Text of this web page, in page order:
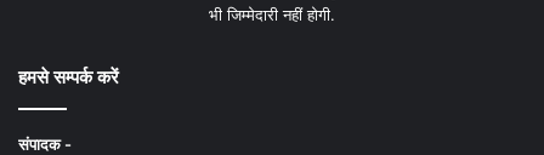
भी जिम्मेदारी नहीं होगी.
हमसे सम्पर्क करें
संपादक -